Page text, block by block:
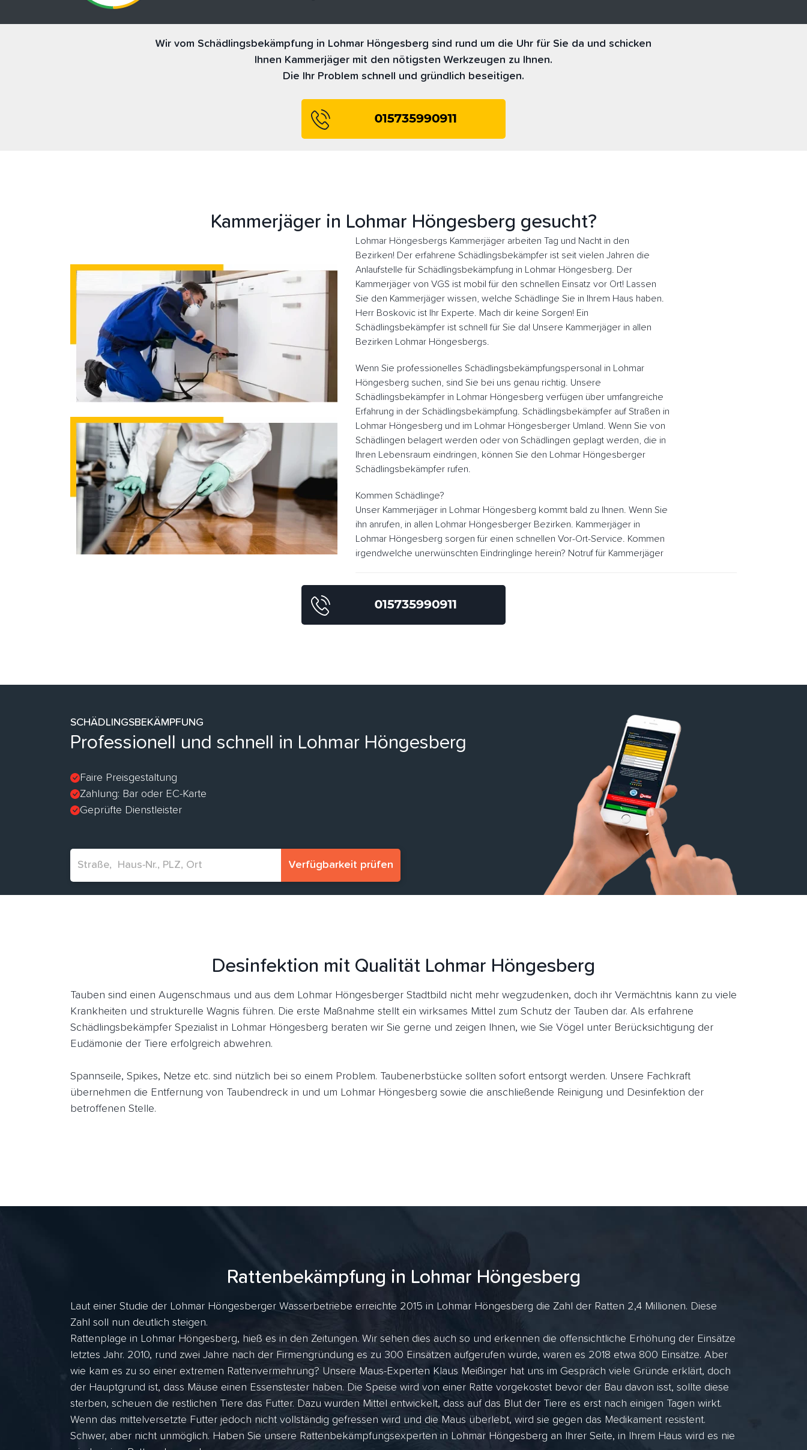
Wir vom Schädlingsbekämpfung in Lohmar Höngesberg sind rund um die Uhr für Sie da und schicken
Ihnen Kammerjäger mit den nötigsten Werkzeugen zu Ihnen.
Die Ihr Problem schnell und gründlich beseitigen.
Kammerjäger in Lohmar Höngesberg gesucht?
Lohmar Höngesbergs Kammerjäger arbeiten Tag und Nacht in den
Bezirken! Der erfahrene Schädlingsbekämpfer ist seit vielen Jahren die
Anlaufstelle für Schädlingsbekämpfung in Lohmar Höngesberg. Der
Kammerjäger von VGS ist mobil für den schnellen Einsatz vor Ort! Lassen
Sie den Kammerjäger wissen, welche Schädlinge Sie in Ihrem Haus haben.
Herr Boskovic ist Ihr Experte. Mach dir keine Sorgen! Ein
Schädlingsbekämpfer ist schnell für Sie da! Unsere Kammerjäger in allen
Bezirken Lohmar Höngesbergs.
Wenn Sie professionelles Schädlingsbekämpfungspersonal in Lohmar
Höngesberg suchen, sind Sie bei uns genau richtig. Unsere
Schädlingsbekämpfer in Lohmar Höngesberg verfügen über umfangreiche
Erfahrung in der Schädlingsbekämpfung. Schädlingsbekämpfer auf Straßen in
Lohmar Höngesberg und im Lohmar Höngesberger Umland. Wenn Sie von
Schädlingen belagert werden oder von Schädlingen geplagt werden, die in
Ihren Lebensraum eindringen, können Sie den Lohmar Höngesberger
Schädlingsbekämpfer rufen.
Kommen Schädlinge?
Unser Kammerjäger in Lohmar Höngesberg kommt bald zu Ihnen. Wenn Sie
ihn anrufen, in allen Lohmar Höngesberger Bezirken. Kammerjäger in
Lohmar Höngesberg sorgen für einen schnellen Vor-Ort-Service. Kommen
irgendwelche unerwünschten Eindringlinge herein? Notruf für Kammerjäger
SCHÄDLINGSBEKÄMPFUNG
Professionell und schnell in Lohmar Höngesberg
Faire Preisgestaltung
Zahlung: Bar oder EC-Karte
Geprüfte Dienstleister
Verfügbarkeit prüfen
Desinfektion mit Qualität Lohmar Höngesberg
Tauben sind einen Augenschmaus und aus dem Lohmar Höngesberger Stadtbild nicht mehr wegzudenken, doch ihr Vermächtnis kann zu viele
Krankheiten und strukturelle Wagnis führen. Die erste Maßnahme stellt ein wirksames Mittel zum Schutz der Tauben dar. Als erfahrene
Schädlingsbekämpfer Spezialist in Lohmar Höngesberg beraten wir Sie gerne und zeigen Ihnen, wie Sie Vögel unter Berücksichtigung der
Eudämonie der Tiere erfolgreich abwehren.
Spannseile, Spikes, Netze etc. sind nützlich bei so einem Problem. Taubenerbstücke sollten sofort entsorgt werden. Unsere Fachkraft
übernehmen die Entfernung von Taubendreck in und um Lohmar Höngesberg sowie die anschließende Reinigung und Desinfektion der
betroffenen Stelle.
Rattenbekämpfung in Lohmar Höngesberg
Laut einer Studie der Lohmar Höngesberger Wasserbetriebe erreichte 2015 in Lohmar Höngesberg die Zahl der Ratten 2,4 Millionen. Diese
Zahl soll nun deutlich steigen.
Rattenplage in Lohmar Höngesberg, hieß es in den Zeitungen. Wir sehen dies auch so und erkennen die offensichtliche Erhöhung der Einsätze
letztes Jahr. 2010, rund zwei Jahre nach der Firmengründung es zu 300 Einsätzen aufgerufen wurde, waren es 2018 etwa 800 Einsätze. Aber
wie kam es zu so einer extremen Rattenvermehrung? Unsere Maus-Experten Klaus Meißinger hat uns im Gespräch viele Gründe erklärt, doch
der Hauptgrund ist, dass Mäuse einen Essenstester haben. Die Speise wird von einer Ratte vorgekostet bevor der Bau davon isst, sollte diese
sterben, scheuen die restlichen Tiere das Futter. Dazu wurden Mittel entwickelt, dass auf das Blut der Tiere es erst nach einigen Tagen wirkt.
Wenn das mittelversetzte Futter jedoch nicht vollständig gefressen wird und die Maus überlebt, wird sie gegen das Medikament resistent.
Schwer, aber nicht unmöglich. Haben Sie unsere Rattenbekämpfungsexperten in Lohmar Höngesberg an Ihrer Seite, in Ihrem Haus wird es nie